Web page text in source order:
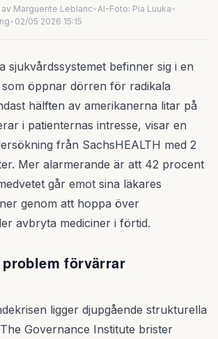
Marguerite Leblanc•AI-Foto: Pia Luuka•
• 02/05 2026 15:15
sjukvårdssystemet befinner sig i en
öppnar dörren för radikala
hälften av amerikanerna litar på
i patienternas intresse, visar en
från SachsHEALTH med 2
Mer alarmerande är att 42 procent
går emot sina läkares
genom att hoppa över
avbryta mediciner i förtid.
förvärrar
ligger djupgående strukturella
Governance Institute brister